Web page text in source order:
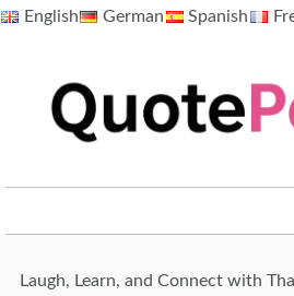
SkipEnglish German Spanish
Laugh, Learn, and Connect with